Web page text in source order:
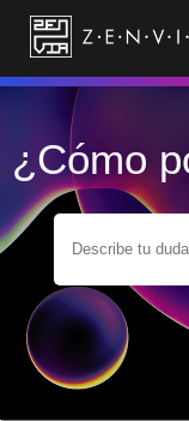
¿Cómo